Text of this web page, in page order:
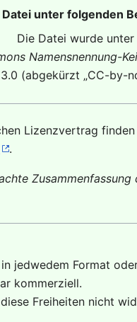
Datei unter folgenden
Die Datei wurde
Namensnennung-
(abgekürzt „CC-by-
Lizenzvertrag
.
Zusammenfassung
jedwedem Format
kommerziell.
Freiheiten nicht